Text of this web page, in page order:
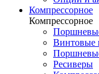
Компрессорное
Компрессорное
Винтовые
Ресиверы